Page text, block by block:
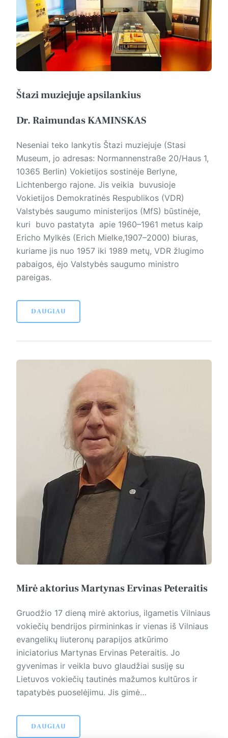
Štazi muziejuje apsilankius
Dr. Raimundas KAMINSKAS
Neseniai teko lankytis Štazi muziejuje (Stasi
Museum, jo adresas: Normannenstraße 20/Haus 1,
10365 Berlin) Vokietijos sostinėje Berlyne,
Lichtenbergo rajone. Jis veikia buvusioje
Vokietijos Demokratinės Res­publikos (VDR)
Valstybės saugumo ministerijos (MfS) būstinėje,
kuri buvo pastatyta apie 1960–1961 metus kaip
Ericho Mylkės (Erich Mielke,1907–2000) biuras,
kuriame jis nuo 1957 iki 1989 metų, VDR žlugimo
pabaigos, ėjo Valstybės saugumo ministro
pareigas.
DAUGIAU
Mirė aktorius Martynas Ervinas Peteraitis
Gruodžio 17 dieną mirė aktorius, ilgametis Vilniaus
vokiečių bendrijos pirmininkas ir vienas iš Vilniaus
evangelikų liuteronų parapijos atkūrimo
iniciatorius Martynas Ervinas Peteraitis. Jo
gyvenimas ir veikla buvo glaudžiai susiję su
Lietuvos vokiečių tautinės mažumos kultūros ir
tapatybės puoselėjimu. Jis gimė…
DAUGIAU